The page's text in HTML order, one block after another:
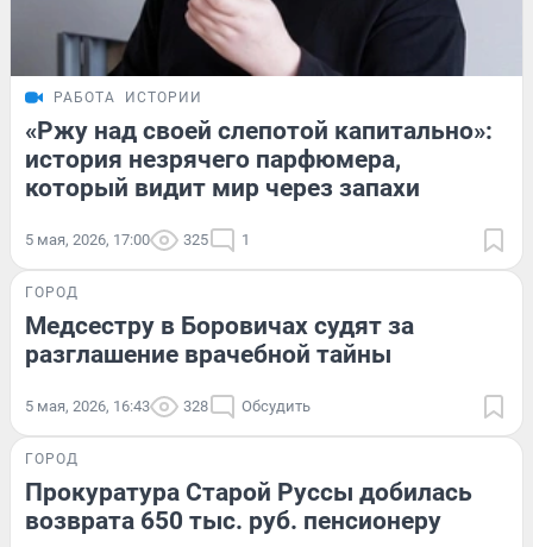
РАБОТА ИСТОРИИ
«Ржу над своей слепотой капитально»:
история незрячего парфюмера,
который видит мир через запахи
5 мая, 2026, 17:00 325 1
ГОРОД
Медсестру в Боровичах судят за
разглашение врачебной тайны
5 мая, 2026, 16:43 328 Обсудить
ГОРОД
Прокуратура Старой Руссы добилась
возврата 650 тыс. руб. пенсионеру